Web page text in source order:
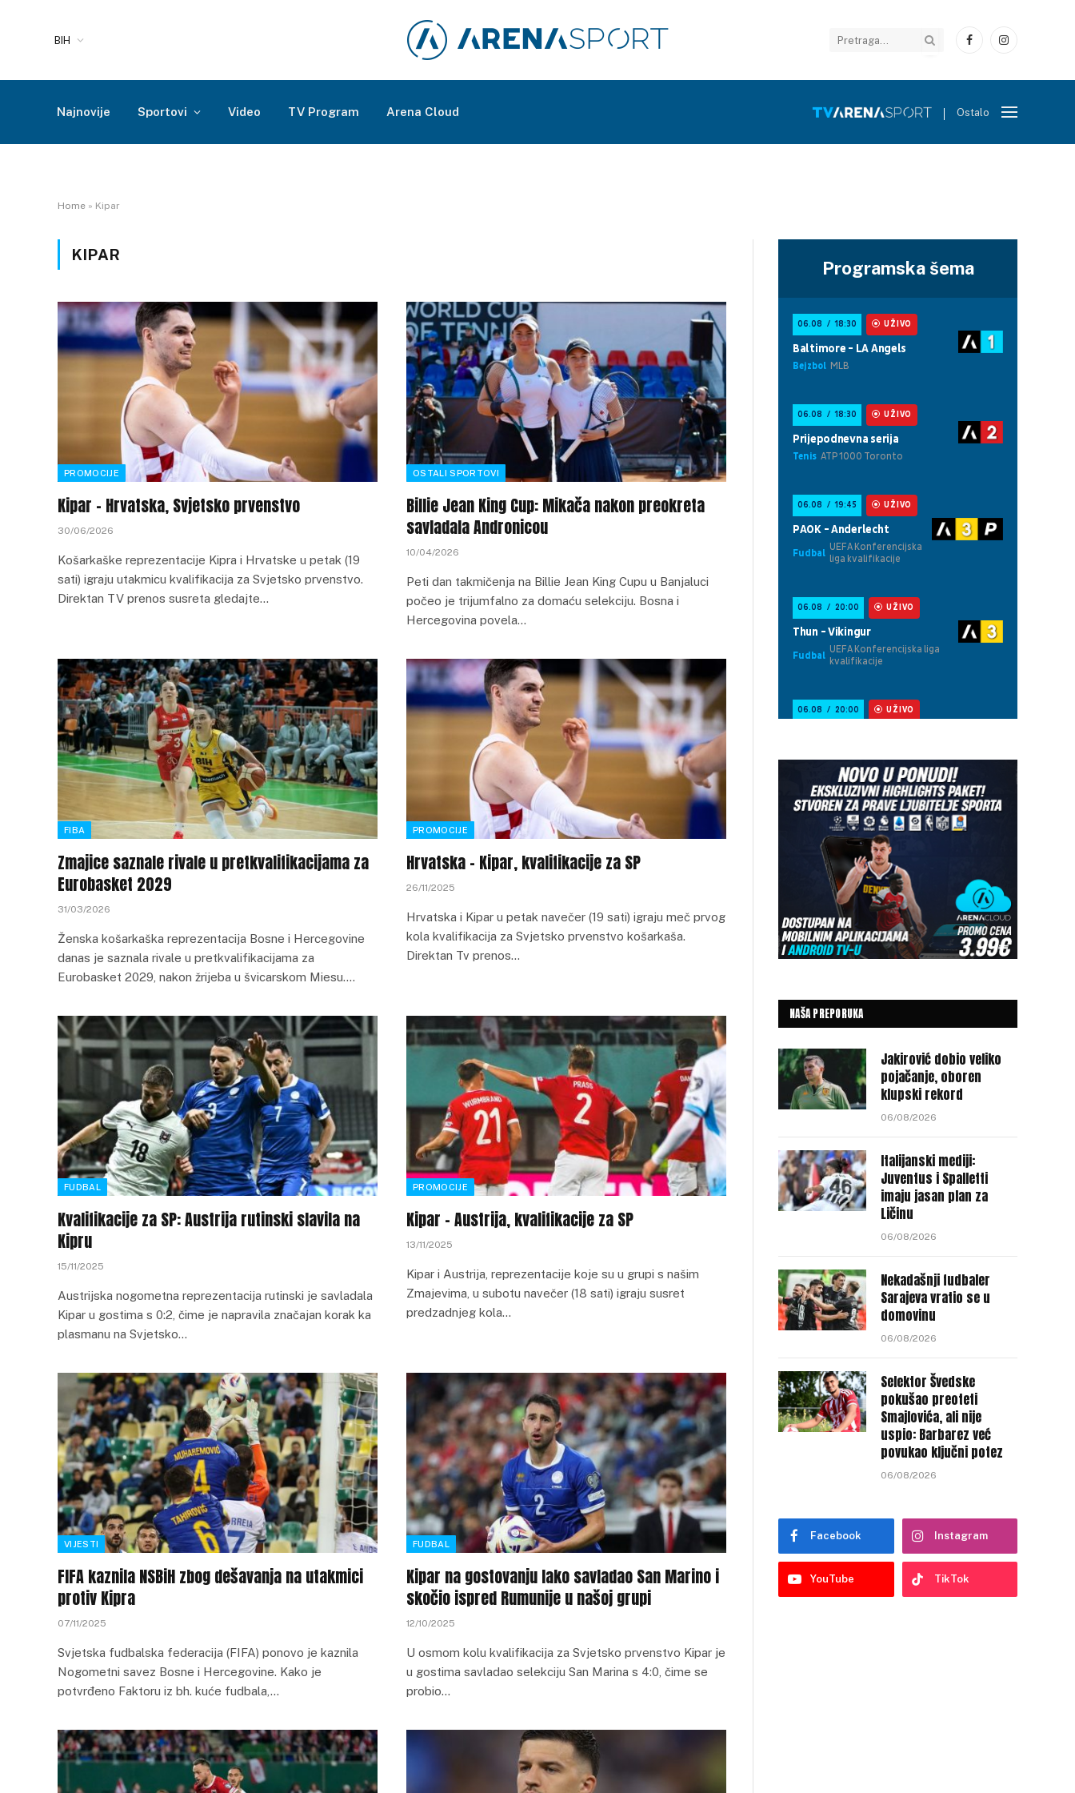
BIH
FacebookInstagram
Najnovije Sportovi Video TV Program Arena Cloud Ostalo
Home » Kipar
KIPAR
PROMOCIJE
Kipar – Hrvatska, Svjetsko prvenstvo
30/06/2026
Košarkaške reprezentacije Kipra i Hrvatske u petak (19
sati) igraju utakmicu kvalifikacija za Svjetsko prvenstvo.
Direktan TV prenos susreta gledajte…
OSTALI SPORTOVI
Billie Jean King Cup: Mikača nakon preokreta
savladala Andronicou
10/04/2026
​Peti dan takmičenja na Billie Jean King Cupu u Banjaluci
počeo je trijumfalno za domaću selekciju. Bosna i
Hercegovina povela…
FIBA
Zmajice saznale rivale u pretkvalifikacijama za
Eurobasket 2029
31/03/2026
Ženska košarkaška reprezentacija Bosne i Hercegovine
danas je saznala rivale u pretkvalifikacijama za
Eurobasket 2029, nakon žrijeba u švicarskom Miesu.…
PROMOCIJE
Hrvatska – Kipar, kvalifikacije za SP
26/11/2025
Hrvatska i Kipar u petak navečer (19 sati) igraju meč prvog
kola kvalifikacija za Svjetsko prvenstvo košarkaša.
Direktan Tv prenos…
FUDBAL
Kvalifikacije za SP: Austrija rutinski slavila na
Kipru
15/11/2025
Austrijska nogometna reprezentacija rutinski je savladala
Kipar u gostima s 0:2, čime je napravila značajan korak ka
plasmanu na Svjetsko…
PROMOCIJE
Kipar – Austrija, kvalifikacije za SP
13/11/2025
Kipar i Austrija, reprezentacije koje su u grupi s našim
Zmajevima, u subotu navečer (18 sati) igraju susret
predzadnjeg kola…
VIJESTI
FIFA kaznila NSBiH zbog dešavanja na utakmici
protiv Kipra
07/11/2025
Svjetska fudbalska federacija (FIFA) ponovo je kaznila
Nogometni savez Bosne i Hercegovine. Kako je
potvrđeno Faktoru iz bh. kuće fudbala,…
FUDBAL
Kipar na gostovanju lako savladao San Marino i
skočio ispred Rumunije u našoj grupi
12/10/2025
U osmom kolu kvalifikacija za Svjetsko prvenstvo Kipar je
u gostima savladao selekciju San Marina s 4:0, čime se
probio…
Programska šema
NAŠA PREPORUKA
Jakirović dobio veliko
pojačanje, oboren
klupski rekord
06/08/2026
Italijanski mediji:
Juventus i Spalletti
imaju jasan plan za
Ličinu
06/08/2026
Nekadašnji fudbaler
Sarajeva vratio se u
domovinu
06/08/2026
Selektor Švedske
pokušao preoteti
Smajlovića, ali nije
uspio: Barbarez već
povukao ključni potez
06/08/2026
Facebook Instagram
YouTube TikTok